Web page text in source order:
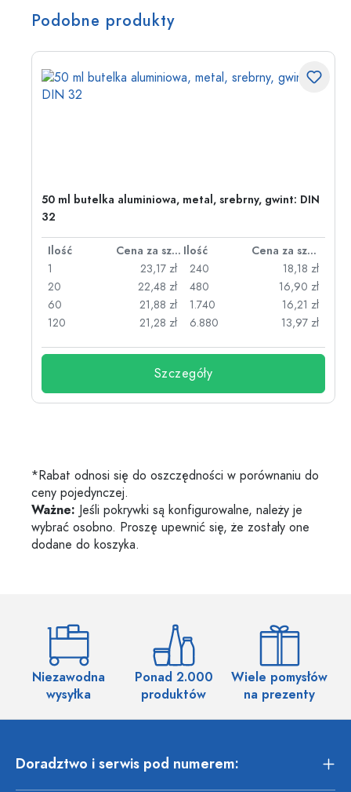
Podobne produkty
50 ml butelka aluminiowa, metal, srebrny, gwint: DIN
32
Ilość Cena za sztukę Ilość
Cena za sztukę
1
23,17 zł
20
22,48 zł
60
21,88 zł
120
21,28 zł
240
18,18 zł
480
16,90 zł
1.740
16,21 zł
6.880
13,97 zł
Szczegóły
*Rabat odnosi się do oszczędności w porównaniu do
ceny pojedynczej.
Ważne: Jeśli pokrywki są konfigurowalne, należy je
wybrać osobno. Proszę upewnić się, że zostały one
dodane do koszyka.
Niezawodna
wysyłka
Ponad 2.000
produktów
Wiele pomysłów
na prezenty
Doradztwo i serwis pod numerem: